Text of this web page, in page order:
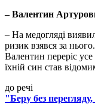
– Валентин
– На медогляді
ризик взявся за
Валентин переріс
їхній син став
до речі
"Беру без